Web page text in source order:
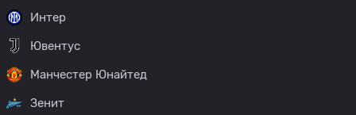
Интер
Ювентус
Манчестер Юнайтед
Зенит